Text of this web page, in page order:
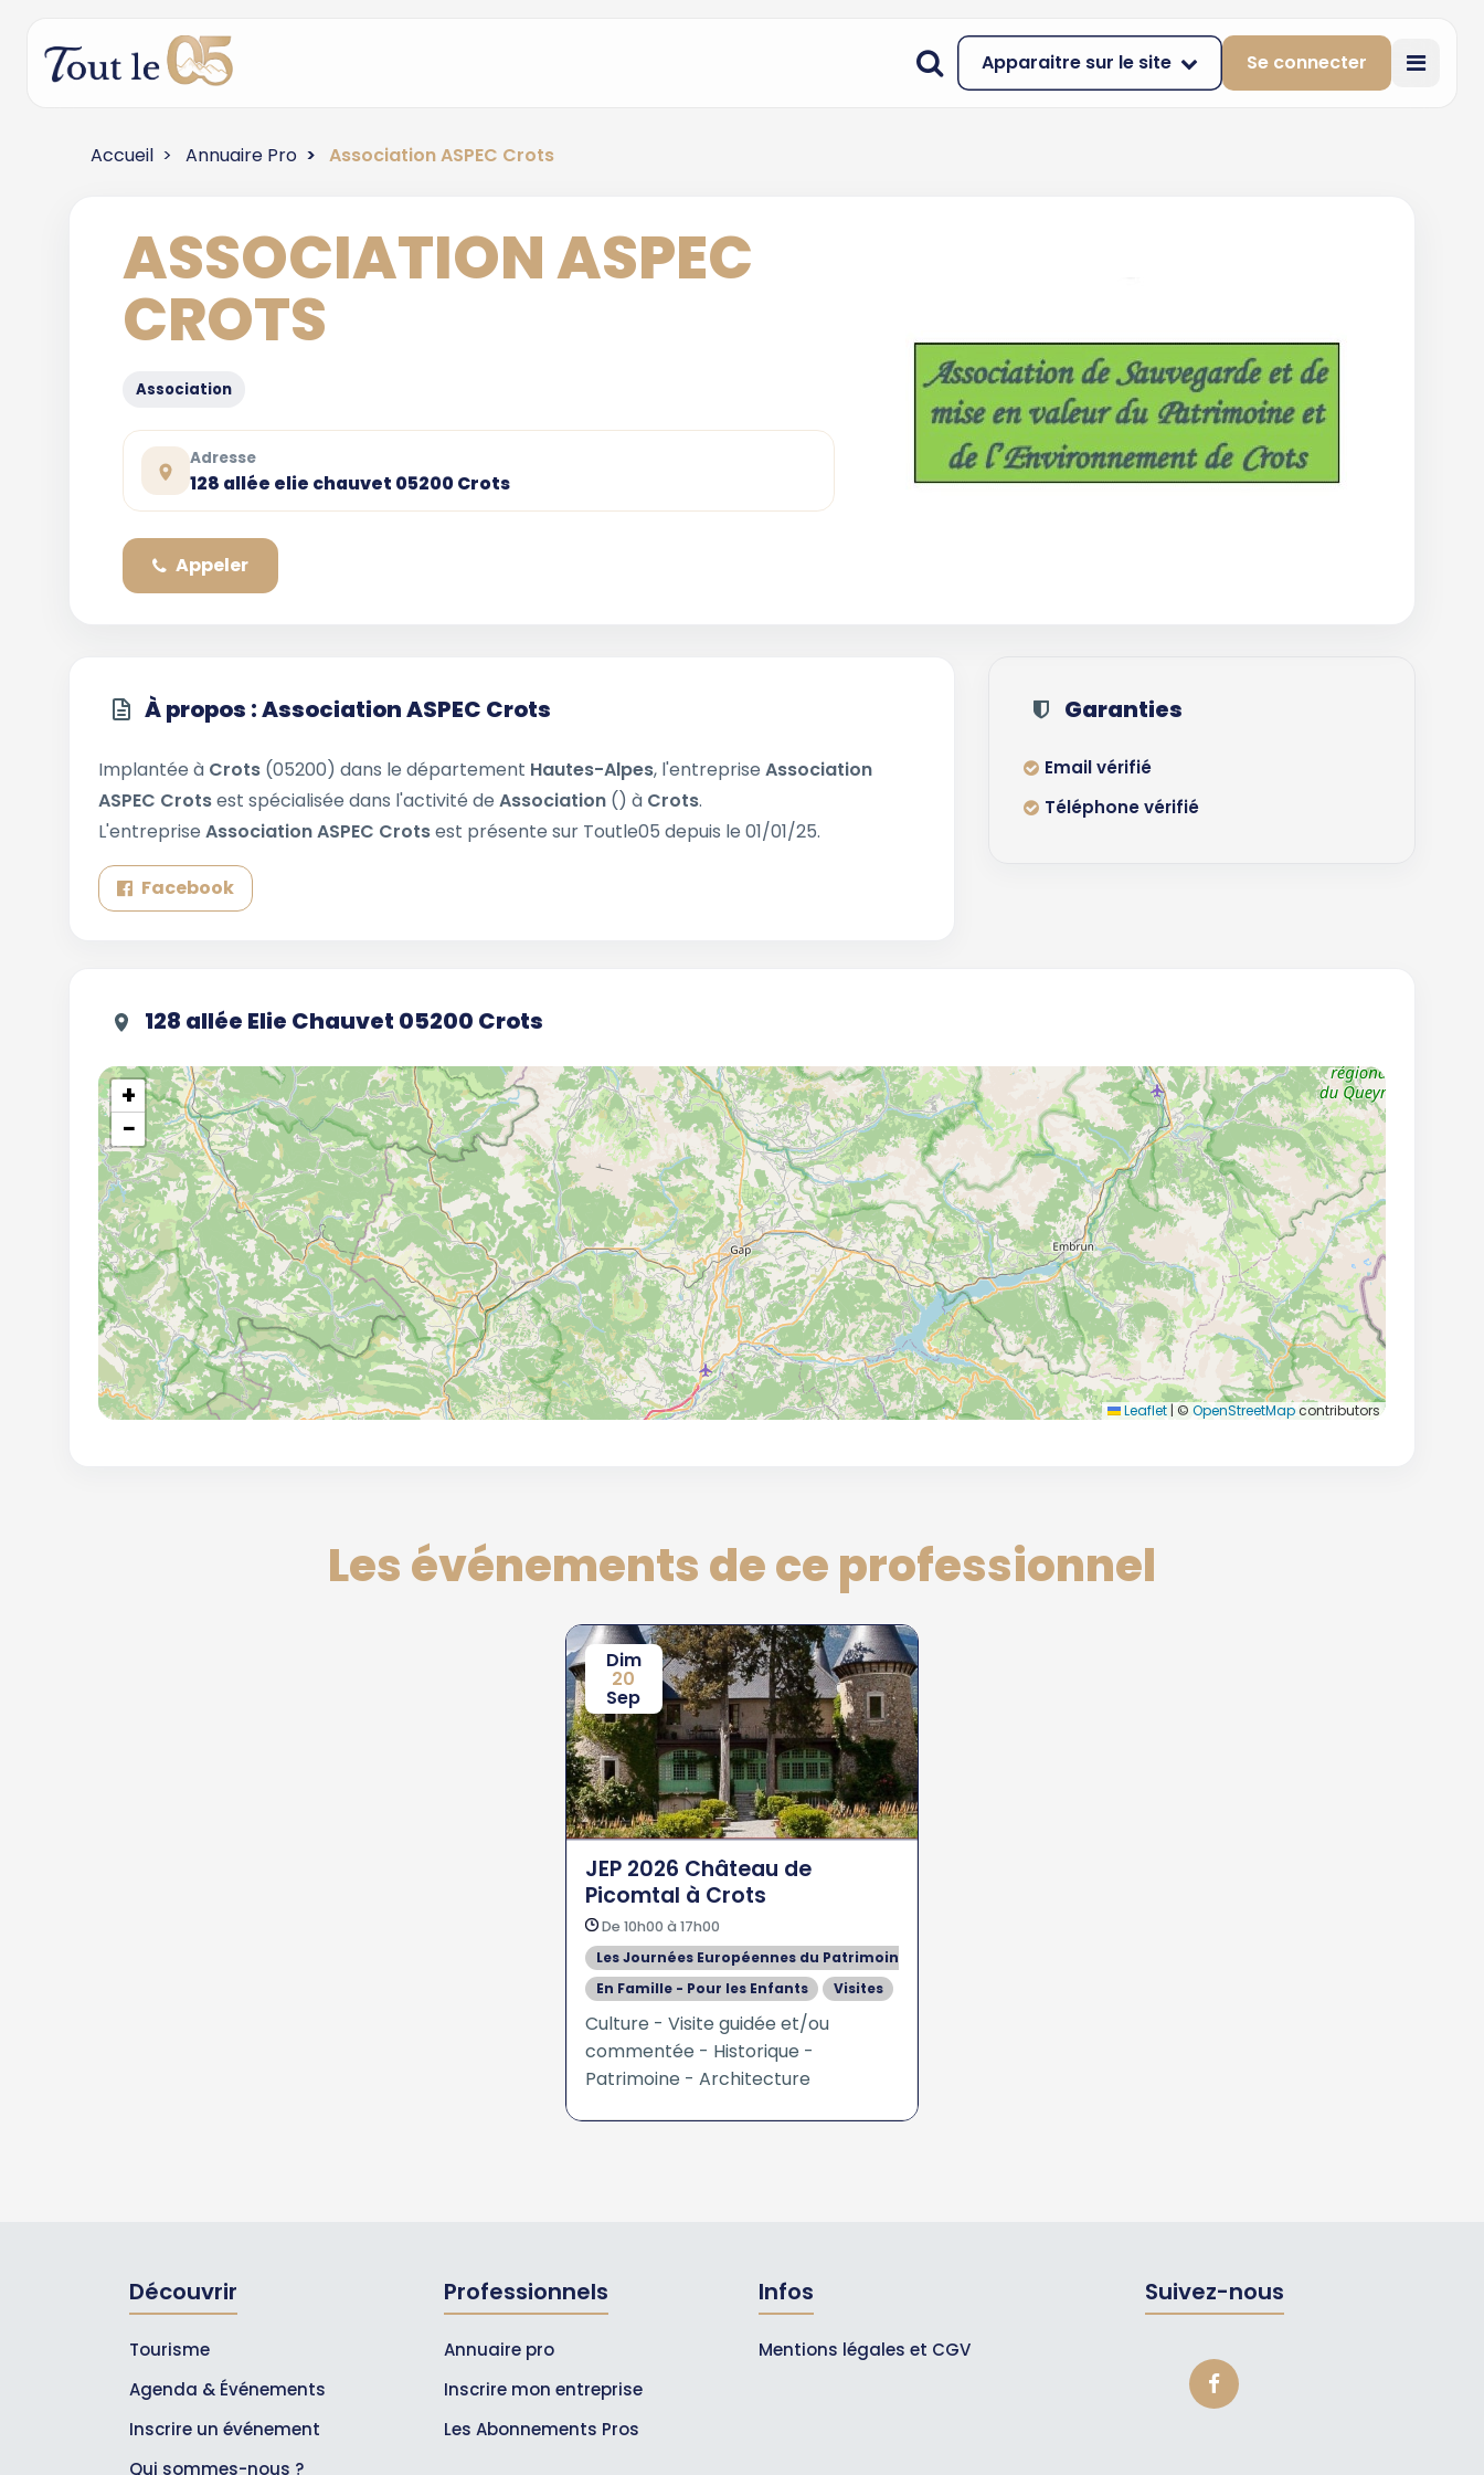
Apparaitre sur le site Se connecter
Accueil Annuaire Pro Association ASPEC Crots
ASSOCIATION ASPEC
CROTS
Association
Adresse
128 allée elie chauvet 05200 Crots
Appeler
À propos : Association ASPEC Crots
Implantée à Crots (05200) dans le département Hautes-Alpes, l'entreprise Association
ASPEC Crotsest spécialisée dans l'activité de Association () à Crots.
L'entreprise Association ASPEC Crotsest présente sur Toutle05 depuis le 01/01/25.
Facebook
Garanties
Email vérifié
Téléphone vérifié
128 allée Elie Chauvet 05200 Crots
+
−
Leaflet | © OpenStreetMapcontributors
Les événements de ce professionnel
Dim
20
Sep
JEP 2026 Château de
Picomtal à Crots
De 10h00 à 17h00
Les Journées Européennes du Patrimoine
En Famille - Pour les Enfants
Visites
Culture - Visite guidée et/ou
commentée - Historique -
Patrimoine - Architecture
Découvrir
Tourisme
Agenda & Événements
Inscrire un événement
Qui sommes-nous ?
Professionnels
Annuaire pro
Inscrire mon entreprise
Les Abonnements Pros
Infos
Mentions légales et CGV
Suivez-nous